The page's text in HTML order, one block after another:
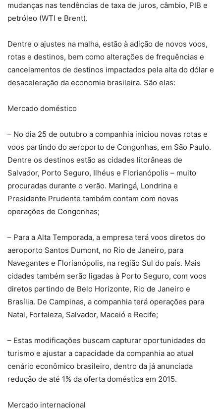
mudanças nas tendências de taxa de juros, câmbio, PIB e
petróleo (WTI e Brent).
Dentre o ajustes na malha, estão à adição de novos voos,
rotas e destinos, bem como alterações de frequências e
cancelamentos de destinos impactados pela alta do dólar e
desaceleração da economia brasileira. São elas:
Mercado doméstico
– No dia 25 de outubro a companhia iniciou novas rotas e
voos partindo do aeroporto de Congonhas, em São Paulo.
Dentre os destinos estão as cidades litorâneas de
Salvador, Porto Seguro, Ilhéus e Florianópolis – muito
procuradas durante o verão. Maringá, Londrina e
Presidente Prudente também contam com novas
operações de Congonhas;
– Para a Alta Temporada, a empresa terá voos diretos do
aeroporto Santos Dumont, no Rio de Janeiro, para
Navegantes e Florianópolis, na região Sul do país. Mais
cidades também serão ligadas à Porto Seguro, com voos
diretos partindo de Belo Horizonte, Rio de Janeiro e
Brasília. De Campinas, a companhia terá operações para
Natal, Fortaleza, Salvador, Maceió e Recife;
– Estas modificações buscam capturar oportunidades do
turismo e ajustar a capacidade da companhia ao atual
cenário econômico brasileiro, dentro da já anunciada
redução de até 1% da oferta doméstica em 2015.
Mercado internacional